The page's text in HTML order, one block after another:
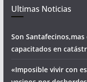
Ultimas Noticias
Son
capacitados en
«Imposible vivir con